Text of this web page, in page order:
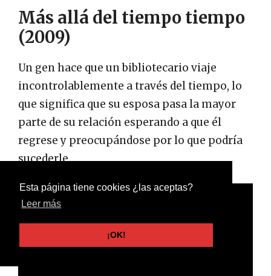
Esta página tiene cookies ¿las aceptas?
Leer más
¡OK!
Más allá del tiempo tiempo
(2009)
Un gen hace que un bibliotecario viaje
incontrolablemente a través del tiempo, lo
que significa que su esposa pasa la mayor
parte de su relación esperando a que él
regrese y preocupándose por lo que podría
sucederle.